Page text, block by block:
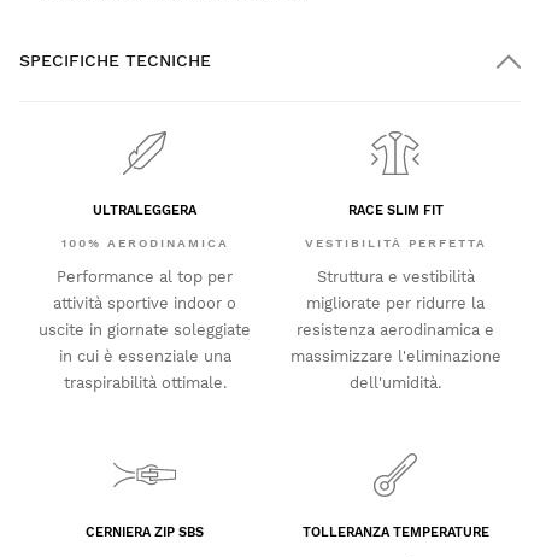
SPECIFICHE TECNICHE
ULTRALEGGERA
100% AERODINAMICA
Performance al top per
attività sportive indoor o
uscite in giornate soleggiate
in cui è essenziale una
traspirabilità ottimale.
RACE SLIM FIT
VESTIBILITÀ PERFETTA
Struttura e vestibilità
migliorate per ridurre la
resistenza aerodinamica e
massimizzare l'eliminazione
dell'umidità.
CERNIERA ZIP SBS TOLLERANZA TEMPERATURE